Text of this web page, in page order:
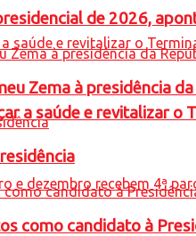
a saúde e revitalizar o
de 2026,
Zema à presidência
como candidato à